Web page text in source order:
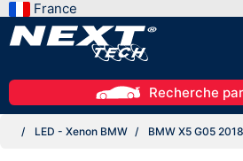
France
Recherche
LED - Xenon BMW BMW X5 G05